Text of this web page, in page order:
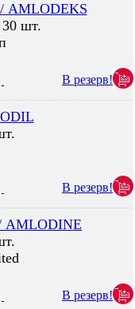
30 шт.
В резерв!
В резерв!
В резерв!